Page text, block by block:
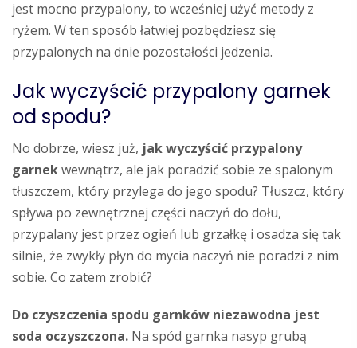
jest mocno przypalony, to wcześniej użyć metody z
ryżem. W ten sposób łatwiej pozbędziesz się
przypalonych na dnie pozostałości jedzenia.
Jak wyczyścić przypalony garnek
od spodu?
No dobrze, wiesz już, jak wyczyścić przypalony
garnekwewnątrz, ale jak poradzić sobie ze spalonym
tłuszczem, który przylega do jego spodu? Tłuszcz, który
spływa po zewnętrznej części naczyń do dołu,
przypalany jest przez ogień lub grzałkę i osadza się tak
silnie, że zwykły płyn do mycia naczyń nie poradzi z nim
sobie. Co zatem zrobić?
Do czyszczenia spodu garnków niezawodna jest
soda oczyszczona. Na spód garnka nasyp grubą